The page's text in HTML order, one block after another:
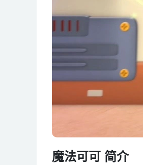
魔法可可 简介